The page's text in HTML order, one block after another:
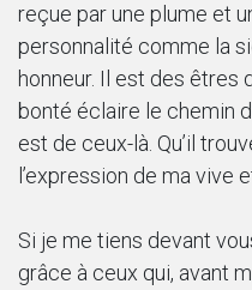
reçue par une plume et
personnalité comme la
honneur. Il est des êtres
bonté éclaire le chemin
est de ceux-là. Qu’il
l’expression de ma vive
Si je me tiens devant
grâce à ceux qui, avant